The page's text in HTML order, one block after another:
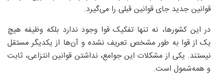
قوانین جدید جای قوانین قبلی را می‌گیرد.
در این کشورها، نه تنها تفکیک قوا وجود ندارد بلکه وظیفه هیچ
یک از قوا به طور مشخص تعریف نشده و آن‌ها از یکدیگر مستقل
نیستند. یکی از مشکلات این جوامع، نداشتن قوانین انتزاعی، ثابت
و همه‌شمول است.